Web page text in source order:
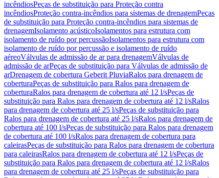
incêndiosPeças de substituição para Proteção contra
incêndiosProteção contra-incêndios para sistemas de drenagemPeças
de substituição para Proteção contra-incêndios para sistemas de
drenagemIsolamento acústicoIsolamentos para estrutura com
isolamento de ruído por percussãoIsolamentos para estrutura com
isolamento de ruído por percussão e isolamento de ruído
aéreoVálvulas de admissão de ar para drenagemVálvulas de
admissão de arPeças de substituição para Válvulas de admissão de
arDrenagem de cobertura Geberit PluviaRalos para drenagem de
coberturaPeças de substituição para Ralos para drenagem de
coberturaRalos para drenagem de cobertura até 12 l/sPeças de
substituição para Ralos para drenagem de cobertura até 12 l/sRalos
para drenagem de cobertura até 25 l/sPeças de substituição para
Ralos para drenagem de cobertura até 25 l/sRalos para drenagem de
cobertura até 100 l/sPeças de substituição para Ralos para drenagem
de cobertura até 100 l/sRalos para drenagem de cobertura para
caleirasPeças de substituição para Ralos para drenagem de cobertura
para caleirasRalos para drenagem de cobertura até 12 l/sPeças de
substituição para Ralos para drenagem de cobertura até 12 l/sRalos
para drenagem de cobertura até 25 l/sPeças de substituição para